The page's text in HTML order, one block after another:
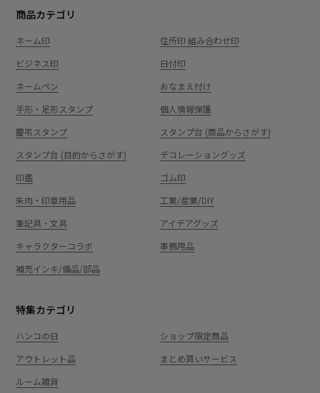
商品カテゴリ
ネーム印
住所印 組み合わせ印
ビジネス印
日付印
ネームペン
おなまえ付け
手形・足形スタンプ
個人情報保護
慶弔スタンプ
スタンプ台 (商品からさがす)
スタンプ台 (目的からさがす)
デコレーショングッズ
印鑑
ゴム印
朱肉・印章用品
工業/産業/DIY
筆記具・文具
アイデアグッズ
キャラクターコラボ
事務用品
補充インキ/備品/部品
特集カテゴリ
ハンコの日
ショップ限定商品
アウトレット品
まとめ買いサービス
ルーム雑貨